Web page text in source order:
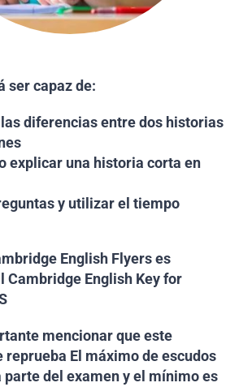
ser capaz de:
diferencias entre dos historias
explicar una historia corta en
y utilizar el tiempo
English Flyers es
Cambridge English Key for
mencionar que este
reprueba El máximo de escudos
parte del examen y el mínimo es